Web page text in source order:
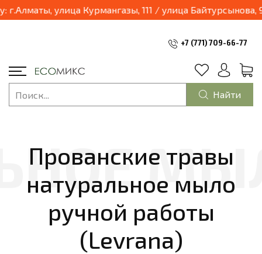
улица Курмангазы, 111 / улица Байтурсынова,
+7 (771) 709-66-77
Найти
Прованские травы
натуральное мыло
ручной работы
(Levrana)